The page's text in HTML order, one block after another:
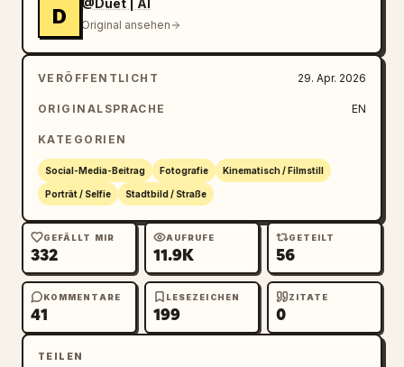
Beleuchtung: natürliches Tageslicht, knackige
Schatten, hoher Kontrast, scharfe Details,
Komposition: zentriertes Motiv, vertikaler
Verzerrung durch Weitwinkelobjektiv (24 mm
oder weiter), filmische Tiefe.
Realismus, ultra-detailliert, 8k, scharfer
Fokus, realistische Hauttextur, hoher
Dynamikumfang.
D
@Duet | AI
Original ansehen
VERÖFFENTLICHT 29. Apr. 2026
ORIGINALSPRACHE EN
KATEGORIEN
Social-Media-Beitrag Fotografie Kinematisch / Filmstill
Porträt / Selfie Stadtbild / Straße
GEFÄLLT MIR
332
AUFRUFE
11.9K
GETEILT
56
KOMMENTARE
41
LESEZEICHEN
199
ZITATE
0
TEILEN